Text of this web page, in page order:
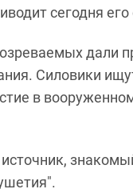
сегодня
дали
Силовики
в